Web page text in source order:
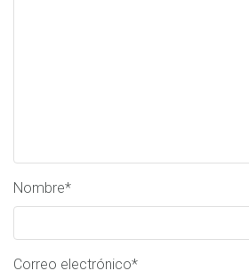
Nombre*
Correo electrónico*